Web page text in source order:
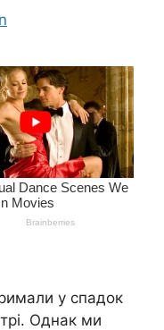
у спадок
Однак ми